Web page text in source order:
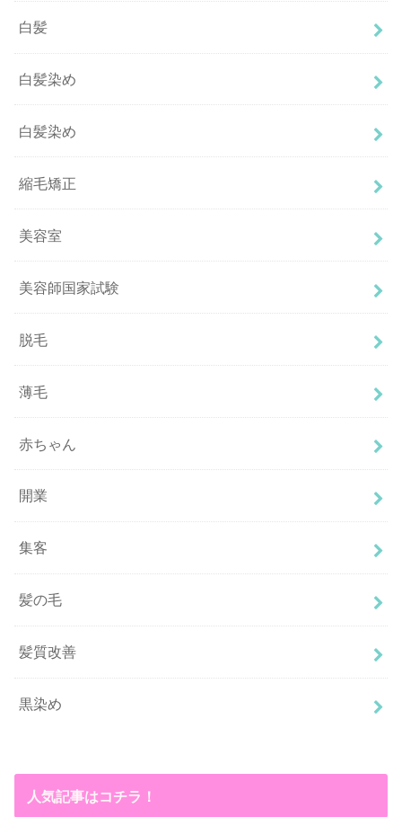
白髪
白髪染め
白髪染め
縮毛矯正
美容室
美容師国家試験
脱毛
薄毛
赤ちゃん
開業
集客
髪の毛
髪質改善
黒染め
人気記事はコチラ！